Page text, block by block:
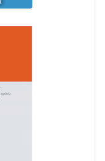
της
Γολέμι
Δήμο Αγρινίου